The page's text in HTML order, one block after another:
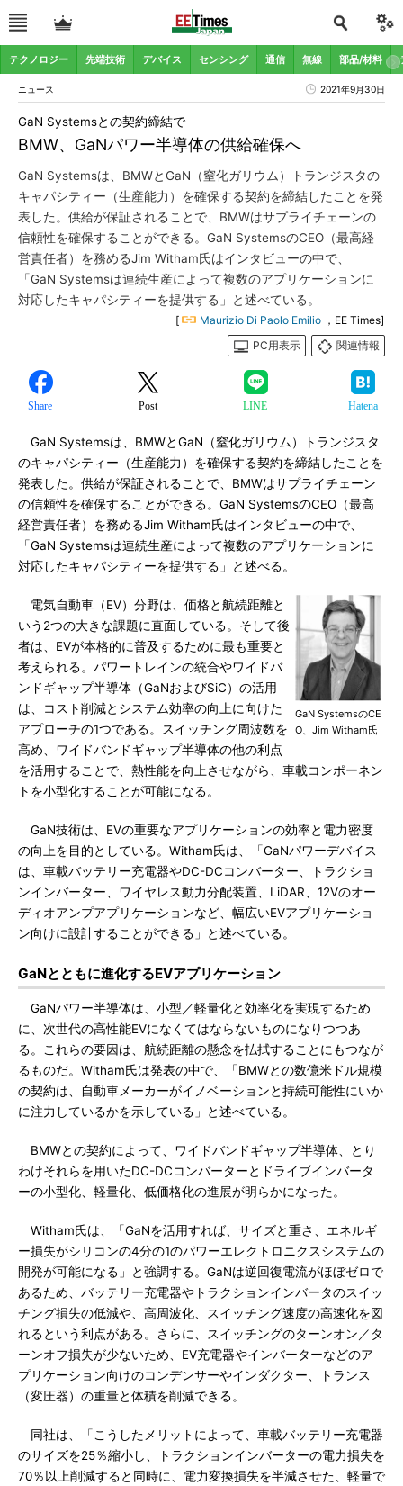
テクノロジー 先端技術 デバイス センシング 通信 無線 部品/材料
ニュース 2021年9月30日
BMW、GaNパワー半導体の供給確保へ
GaN Systemsとの契約締結で
GaN Systemsは、BMWとGaN（窒化ガリウム）トランジスタの
キャパシティー（生産能力）を確保する契約を締結したことを発
表した。供給が保証されることで、BMWはサプライチェーンの
信頼性を確保することができる。GaN SystemsのCEO（最高経
営責任者）を務めるJim Witham氏はインタビューの中で、
「GaN Systemsは連続生産によって複数のアプリケーションに
対応したキャパシティーを提供する」と述べている。
[ Maurizio Di Paolo Emilio ，EE Times]
PC用表示
関連情報
Share Post LINE Hatena
GaN Systemsは、BMWとGaN（窒化ガリウム）トランジスタ
のキャパシティー（生産能力）を確保する契約を締結したことを
発表した。供給が保証されることで、BMWはサプライチェーン
の信頼性を確保することができる。GaN SystemsのCEO（最高
経営責任者）を務めるJim Witham氏はインタビューの中で、
「GaN Systemsは連続生産によって複数のアプリケーションに
対応したキャパシティーを提供する」と述べる。
GaN SystemsのCE
O、Jim Witham氏
電気自動車（EV）分野は、価格と航続距離と
いう2つの大きな課題に直面している。そして後
者は、EVが本格的に普及するために最も重要と
考えられる。パワートレインの統合やワイドバ
ンドギャップ半導体（GaNおよびSiC）の活用
は、コスト削減とシステム効率の向上に向けた
アプローチの1つである。スイッチング周波数を
高め、ワイドバンドギャップ半導体の他の利点
を活用することで、熱性能を向上させながら、車載コンポーネン
トを小型化することが可能になる。
GaN技術は、EVの重要なアプリケーションの効率と電力密度
の向上を目的としている。Witham氏は、「GaNパワーデバイス
は、車載バッテリー充電器やDC-DCコンバーター、トラクショ
ンインバーター、ワイヤレス動力分配装置、LiDAR、12Vのオー
ディオアンプアプリケーションなど、幅広いEVアプリケーショ
ン向けに設計することができる」と述べている。
GaNとともに進化するEVアプリケーション
GaNパワー半導体は、小型／軽量化と効率化を実現するため
に、次世代の高性能EVになくてはならないものになりつつあ
る。これらの要因は、航続距離の懸念を払拭することにもつなが
るものだ。Witham氏は発表の中で、「BMWとの数億米ドル規模
の契約は、自動車メーカーがイノベーションと持続可能性にいか
に注力しているかを示している」と述べている。
BMWとの契約によって、ワイドバンドギャップ半導体、とり
わけそれらを用いたDC-DCコンバーターとドライブインバータ
ーの小型化、軽量化、低価格化の進展が明らかになった。
Witham氏は、「GaNを活用すれば、サイズと重さ、エネルギ
ー損失がシリコンの4分の1のパワーエレクトロニクスシステムの
開発が可能になる」と強調する。GaNは逆回復電流がほぼゼロで
あるため、バッテリー充電器やトラクションインバータのスイッ
チング損失の低減や、高周波化、スイッチング速度の高速化を図
れるという利点がある。さらに、スイッチングのターンオン／タ
ーンオフ損失が少ないため、EV充電器やインバーターなどのア
プリケーション向けのコンデンサーやインダクター、トランス
（変圧器）の重量と体積を削減できる。
同社は、「こうしたメリットによって、車載バッテリー充電器
のサイズを25％縮小し、トラクションインバーターの電力損失を
70％以上削減すると同時に、電力変換損失を半減させた、軽量で